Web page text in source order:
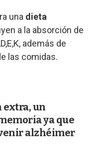
una dieta
a la absorción de
además de
las comidas.
extra, un
ya que
alzhéimer